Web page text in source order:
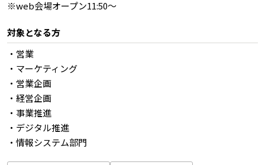
※web会場オープン11:50～
対象となる方
・営業
・マーケティング
・営業企画
・経営企画
・事業推進
・デジタル推進
・情報システム部門